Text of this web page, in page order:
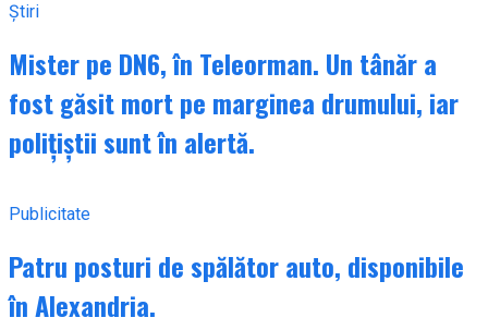
Știri
Mister pe DN6, în Teleorman. Un tânăr a
fost găsit mort pe marginea drumului, iar
polițiștii sunt în alertă.
Publicitate
Patru posturi de spălător auto, disponibile
în Alexandria.